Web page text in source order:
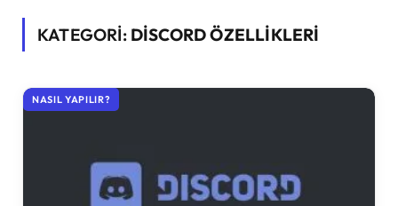
KATEGORİ: DISCORD ÖZELLIKLERI
NASIL YAPILIR?